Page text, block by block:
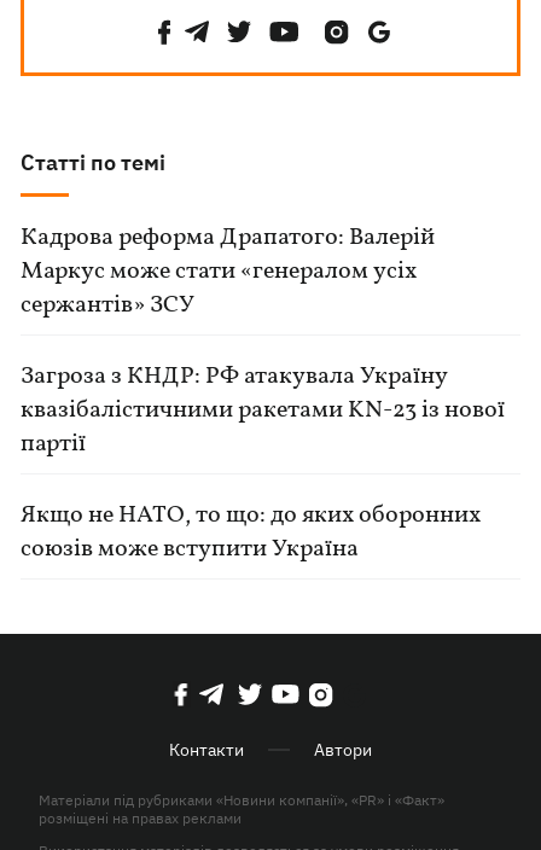
Статті по темі
Кадрова реформа Драпатого: Валерій
Маркус може стати «генералом усіх
сержантів» ЗСУ
Загроза з КНДР: РФ атакувала Україну
квазібалістичними ракетами KN-23 із нової
партії
Якщо не НАТО, то що: до яких оборонних
союзів може вступити Україна
Контакти Автори
Матеріали під рубриками «Новини компанії», «PR» і «Факт»
розміщені на правах реклами